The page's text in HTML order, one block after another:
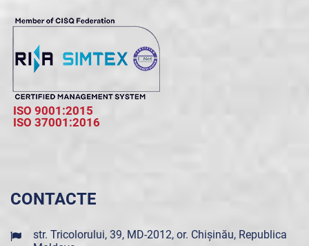
ISO 9001:2015
ISO 37001:2016
CONTACTE
str. Tricolorului, 39, MD-2012, or. Chișinău, Republica